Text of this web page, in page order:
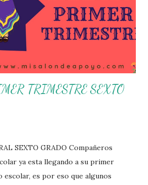
de este espacio. En esta Primera
invita a que reflexionen y acuerden
realizar colaborativamente en la escuela
fin de atender las problemáticas
docentes en est...
TRIMESTRE SEXTO
SEXTO GRADO Compañeros
ya esta llegando a su primer
es por eso que algunos